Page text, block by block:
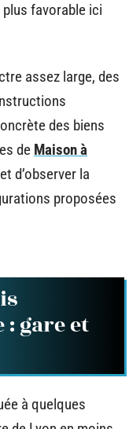
favorable ici
assez large, des
des biens
de Maison à
d’observer la
proposées
: gare et
à quelques